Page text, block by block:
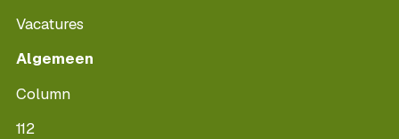
Vacatures
Algemeen
Column
112